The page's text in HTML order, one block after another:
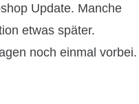
Update. Manche
etwas später.
noch einmal vorbei.